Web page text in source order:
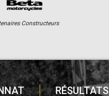
Constructeurs
RÉSULTATS